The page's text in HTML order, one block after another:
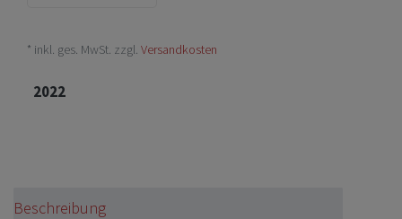
* inkl. ges. MwSt. zzgl. Versandkosten
2022
Beschreibung